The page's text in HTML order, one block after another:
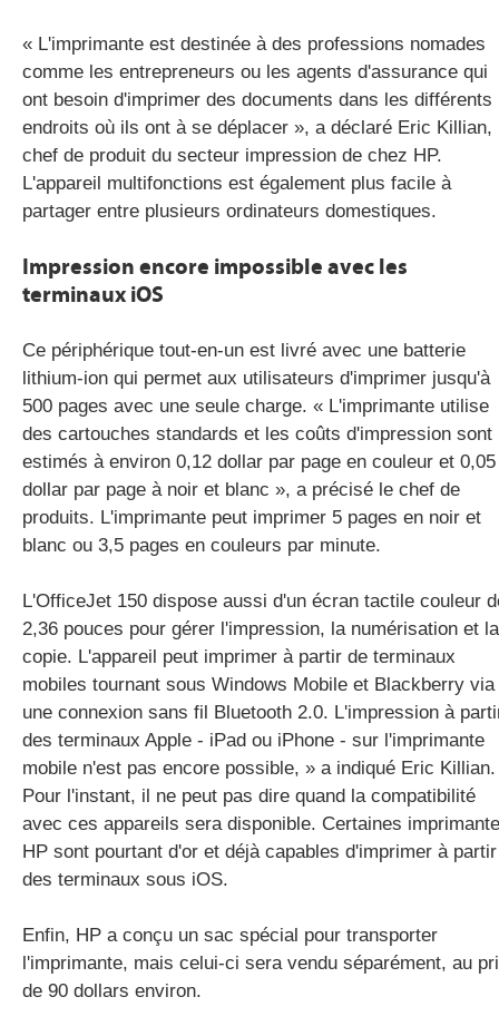
« L'imprimante est destinée à des professions nomades
comme les entrepreneurs ou les agents d'assurance qui
ont besoin d'imprimer des documents dans les différents
endroits où ils ont à se déplacer », a déclaré Eric Killian,
chef de produit du secteur impression de chez HP.
L'appareil multifonctions est également plus facile à
partager entre plusieurs ordinateurs domestiques.
Impression encore impossible avec les
terminaux iOS
Ce périphérique tout-en-un est livré avec une batterie
lithium-ion qui permet aux utilisateurs d'imprimer jusqu'à
500 pages avec une seule charge. « L'imprimante utilise
des cartouches standards et les coûts d'impression sont
estimés à environ 0,12 dollar par page en couleur et 0,05
dollar par page à noir et blanc », a précisé le chef de
produits. L'imprimante peut imprimer 5 pages en noir et
blanc ou 3,5 pages en couleurs par minute.
L'OfficeJet 150 dispose aussi d'un écran tactile couleur
2,36 pouces pour gérer l'impression, la numérisation et la
copie. L'appareil peut imprimer à partir de terminaux
mobiles tournant sous Windows Mobile et Blackberry via
une connexion sans fil Bluetooth 2.0. L'impression à
des terminaux Apple - iPad ou iPhone - sur l'imprimante
mobile n'est pas encore possible, » a indiqué Eric Killian.
Pour l'instant, il ne peut pas dire quand la compatibilité
avec ces appareils sera disponible. Certaines
HP sont pourtant d'or et déjà capables d'imprimer à partir
des terminaux sous iOS.
Enfin, HP a conçu un sac spécial pour transporter
l'imprimante, mais celui-ci sera vendu séparément, au
de 90 dollars environ.